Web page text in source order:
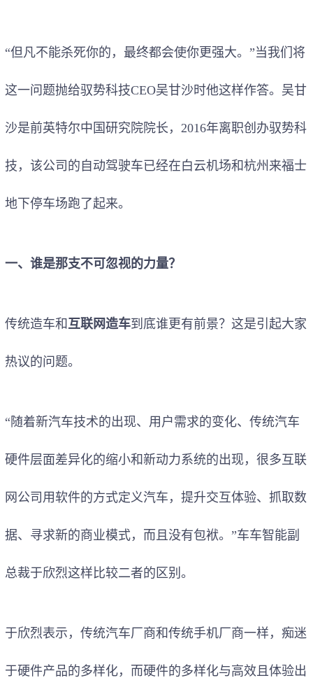
“但凡不能杀死你的，最终都会使你更强大。”当我们将
这一问题抛给驭势科技CEO吴甘沙时他这样作答。吴甘
沙是前英特尔中国研究院院长，2016年离职创办驭势科
技，该公司的自动驾驶车已经在白云机场和杭州来福士
地下停车场跑了起来。
一、谁是那支不可忽视的力量？
传统造车和 互联网造车到底谁更有前景？这是引起大家
热议的问题。
“随着新汽车技术的出现、用户需求的变化、传统汽车
硬件层面差异化的缩小和新动力系统的出现，很多互联
网公司用软件的方式定义汽车，提升交互体验、抓取数
据、寻求新的商业模式，而且没有包袱。”车车智能副
总裁于欣烈这样比较二者的区别。
于欣烈表示，传统汽车厂商和传统手机厂商一样，痴迷
于硬件产品的多样化，而硬件的多样化与高效且体验出